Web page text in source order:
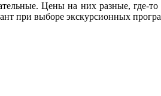
Цены на них разные, где-
при выборе экскурсионных